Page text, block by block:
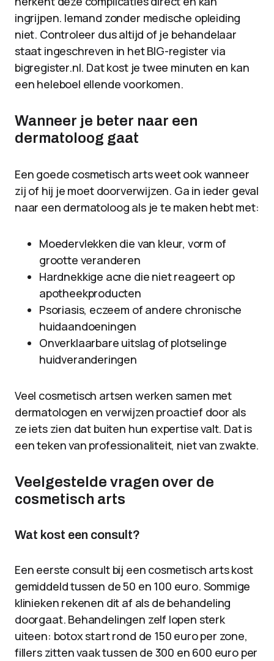
ingrijpen. Iemand zonder medische opleiding
niet. Controleer dus altijd of je behandelaar
staat ingeschreven in het BIG-register via
bigregister.nl. Dat kost je twee minuten en kan
een heleboel ellende voorkomen.
Wanneer je beter naar een
dermatoloog gaat
Een goede cosmetisch arts weet ook wanneer
zij of hij je moet doorverwijzen. Ga in ieder geval
naar een dermatoloog als je te maken hebt met:
Moedervlekken die van kleur, vorm of
grootte veranderen
Hardnekkige acne die niet reageert op
apotheekproducten
Psoriasis, eczeem of andere chronische
huidaandoeningen
Onverklaarbare uitslag of plotselinge
huidveranderingen
Veel cosmetisch artsen werken samen met
dermatologen en verwijzen proactief door als
ze iets zien dat buiten hun expertise valt. Dat is
een teken van professionaliteit, niet van zwakte.
Veelgestelde vragen over de
cosmetisch arts
Wat kost een consult?
Een eerste consult bij een cosmetisch arts kost
gemiddeld tussen de 50 en 100 euro. Sommige
klinieken rekenen dit af als de behandeling
doorgaat. Behandelingen zelf lopen sterk
uiteen: botox start rond de 150 euro per zone,
fillers zitten vaak tussen de 300 en 600 euro per